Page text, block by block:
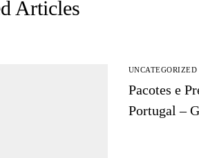
Articles
UNCATEGORIZED
Pacotes e
Portugal –